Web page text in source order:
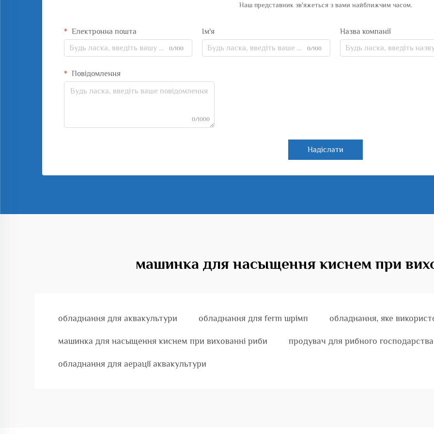
Наш представник зв'яжеться з вами найближчим часом.
Електронна пошта
0/100
Ім'я
0/100
Назва компанії
Повідомлення
0/1000
Надіслати
машинка для насыщення киснем при
обладнання для аквакультури обладнання для ferm шрімп обладнання, яке
машинка для насыщення киснем при вихованні риби продувач для рибного господарства
обладнання для аерації аквакультури